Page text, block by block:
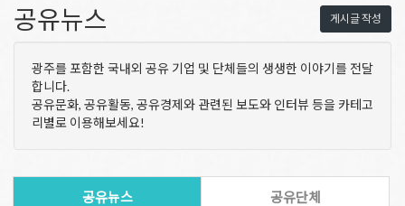
게시글 작성
공유뉴스
광주를 포함한 국내외 공유 기업 및 단체들의 생생한 이야기를 전달
합니다.
공유문화, 공유활동, 공유경제와 관련된 보도와 인터뷰 등을 카테고
리별로 이용해보세요!
공유뉴스 공유단체